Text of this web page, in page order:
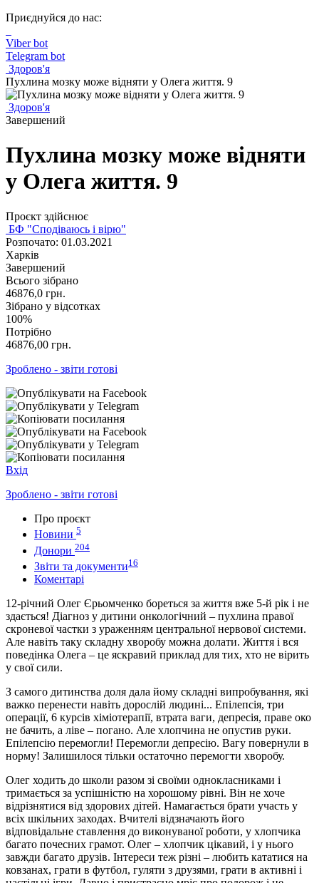
Приєднуйся до нас:
Viber bot
Telegram bot
Здоров'я
Пухлина мозку може відняти у Олега життя. 9
Здоров'я
Завершений
Пухлина мозку може відняти
у Олега життя. 9
Проєкт здійснює
БФ "Сподіваюсь і вірю"
Розпочато: 01.03.2021
Харків
Завершений
Всього зібрано
46876,0 грн.
Зібрано у відсотках
100%
Потрібно
46876,00 грн.
Зроблено - звіти готові
Вхід
Зроблено - звіти готові
Про проєкт
Новини 5
Донори 204
Звіти та документи16
Коментарі
12-річний Олег Єрьомченко бореться за життя вже 5-й рік і не
здається! Діагноз у дитини онкологічний – пухлина правої
скроневої частки з ураженням центральної нервової системи.
Але навіть таку складну хворобу можна долати. Життя і вся
поведінка Олега – це яскравий приклад для тих, хто не вірить
у свої сили.
З самого дитинства доля дала йому складні випробування, які
важко перенести навіть дорослій людині... Епілепсія, три
операції, 6 курсів хіміотерапії, втрата ваги, депресія, праве око
не бачить, а ліве – погано. Але хлопчина не опустив руки.
Епілепсію перемогли! Перемогли депресію. Вагу повернули в
норму! Залишилося тільки остаточно перемогти хворобу.
Олег ходить до школи разом зі своїми однокласниками і
тримається за успішністю на хорошому рівні. Він не хоче
відрізнятися від здорових дітей. Намагається брати участь у
всіх шкільних заходах. Вчителі відзначають його
відповідальне ставлення до виконуваної роботи, у хлопчика
багато почесних грамот. Олег – хлопчик цікавий, і у нього
завжди багато друзів. Інтереси теж різні – любить кататися на
ковзанах, грати в футбол, гуляти з друзями, грати в активні і